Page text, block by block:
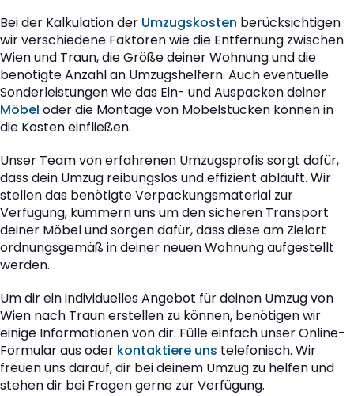
Bei der Kalkulation der Umzugskosten berücksichtigen
wir verschiedene Faktoren wie die Entfernung zwischen
Wien und Traun, die Größe deiner Wohnung und die
benötigte Anzahl an Umzugshelfern. Auch eventuelle
Sonderleistungen wie das Ein- und Auspacken deiner
Möbel oder die Montage von Möbelstücken können in
die Kosten einfließen.
Unser Team von erfahrenen Umzugsprofis sorgt dafür,
dass dein Umzug reibungslos und effizient abläuft. Wir
stellen das benötigte Verpackungsmaterial zur
Verfügung, kümmern uns um den sicheren Transport
deiner Möbel und sorgen dafür, dass diese am Zielort
ordnungsgemäß in deiner neuen Wohnung aufgestellt
werden.
Um dir ein individuelles Angebot für deinen Umzug von
Wien nach Traun erstellen zu können, benötigen wir
einige Informationen von dir. Fülle einfach unser Online-
Formular aus oder kontaktiere uns telefonisch. Wir
freuen uns darauf, dir bei deinem Umzug zu helfen und
stehen dir bei Fragen gerne zur Verfügung.